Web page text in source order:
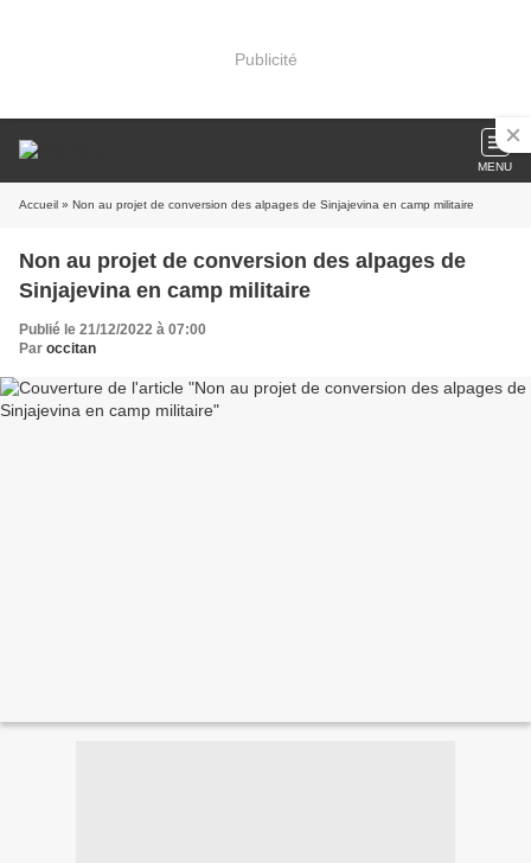
Publicité
MENU
Accueil » Non au projet de conversion des alpages de Sinjajevina en camp militaire
Non au projet de conversion des alpages de
Sinjajevina en camp militaire
Publié le 21/12/2022 à 07:00
Par occitan